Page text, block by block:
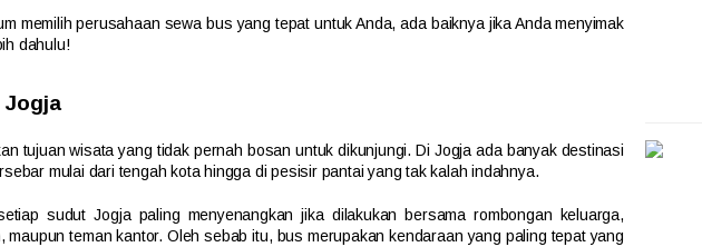
memilih perusahaan sewa bus yang tepat untuk Anda, ada baiknya jika Anda menyimak
dahulu!
Jogja
tujuan wisata yang tidak pernah bosan untuk dikunjungi. Di Jogja ada banyak destinasi
mulai dari tengah kota hingga di pesisir pantai yang tak kalah indahnya.
sudut Jogja paling menyenangkan jika dilakukan bersama rombongan keluarga,
maupun teman kantor. Oleh sebab itu, bus merupakan kendaraan yang paling tepat yang